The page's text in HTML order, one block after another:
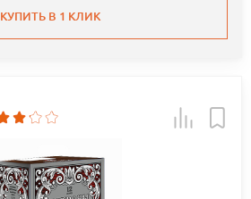
КУПИТЬ В 1 КЛИК